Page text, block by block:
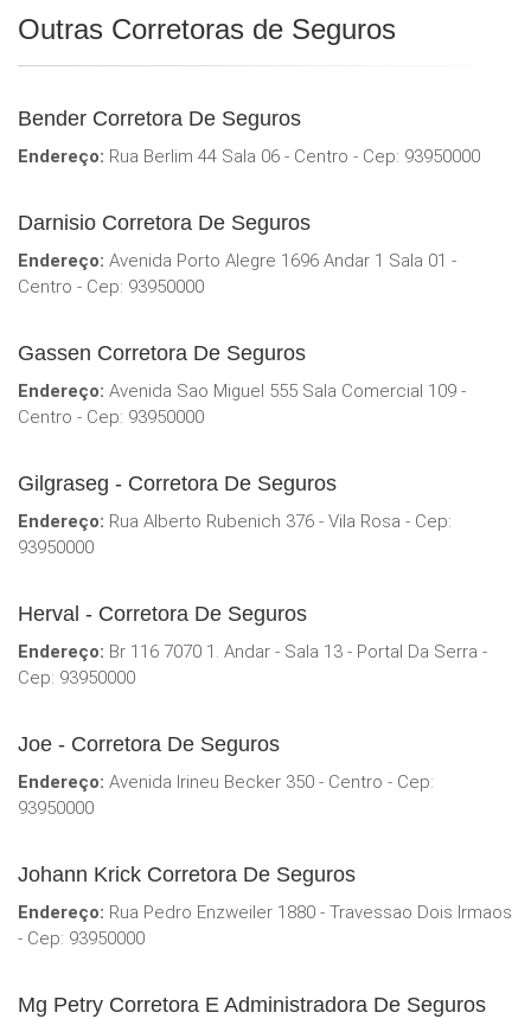
Outras Corretoras de Seguros
Bender Corretora De Seguros
Endereço: Rua Berlim 44 Sala 06 - Centro - Cep: 93950000
Darnisio Corretora De Seguros
Endereço: Avenida Porto Alegre 1696 Andar 1 Sala 01 -
Centro - Cep: 93950000
Gassen Corretora De Seguros
Endereço: Avenida Sao Miguel 555 Sala Comercial 109 -
Centro - Cep: 93950000
Gilgraseg - Corretora De Seguros
Endereço: Rua Alberto Rubenich 376 - Vila Rosa - Cep:
93950000
Herval - Corretora De Seguros
Endereço: Br 116 7070 1. Andar - Sala 13 - Portal Da Serra -
Cep: 93950000
Joe - Corretora De Seguros
Endereço: Avenida Irineu Becker 350 - Centro - Cep:
93950000
Johann Krick Corretora De Seguros
Endereço: Rua Pedro Enzweiler 1880 - Travessao Dois Irmaos
- Cep: 93950000
Mg Petry Corretora E Administradora De Seguros